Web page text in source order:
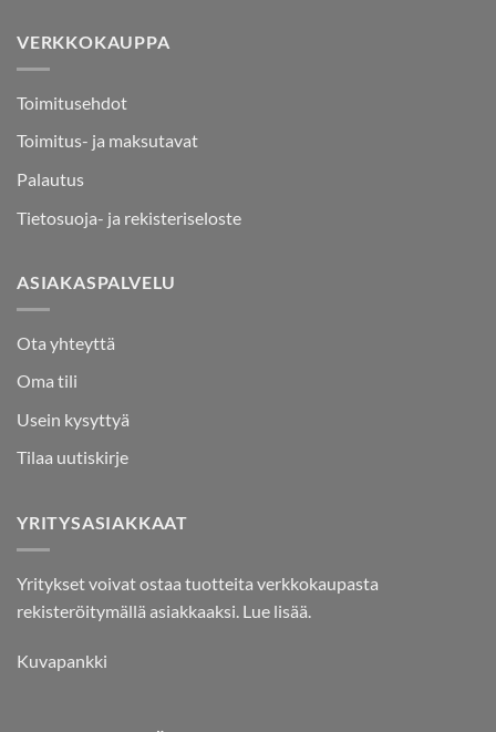
VERKKOKAUPPA
Toimitusehdot
Toimitus- ja maksutavat
Palautus
Tietosuoja- ja rekisteriseloste
ASIAKASPALVELU
Ota yhteyttä
Oma tili
Usein kysyttyä
Tilaa uutiskirje
YRITYSASIAKKAAT
Yritykset voivat ostaa tuotteita verkkokaupasta
rekisteröitymällä asiakkaaksi. Lue lisää.
Kuvapankki